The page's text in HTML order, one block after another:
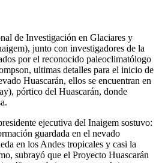
de Investigación en Glaciares y
junto con investigadores de la
por el reconocido paleoclimatólogo
ultimas detalles para el inicio de
Huascarán, ellos se encuentran en
pórtico del Huascarán, donde
ejecutiva del Inaigem sostuvo:
guardada en el nevado
en los Andes tropicales y casi la
subrayó que el Proyecto Huascarán